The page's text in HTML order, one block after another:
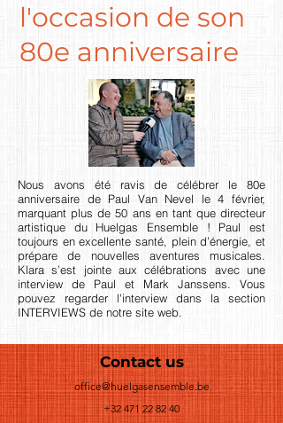
l'occasion de son
80e anniversaire
Nous avons été ravis de célébrer le 80e
anniversaire de Paul Van Nevel le 4 février,
marquant plus de 50 ans en tant que directeur
artistique du Huelgas Ensemble ! Paul est
toujours en excellente santé, plein d’énergie, et
prépare de nouvelles aventures musicales.
Klara s’est jointe aux célébrations avec une
interview de Paul et Mark Janssens. Vous
pouvez regarder l'interview dans la section
INTERVIEWS de notre site web.
Contact us
office@huelgasensemble.be
+32 471 22 82 40